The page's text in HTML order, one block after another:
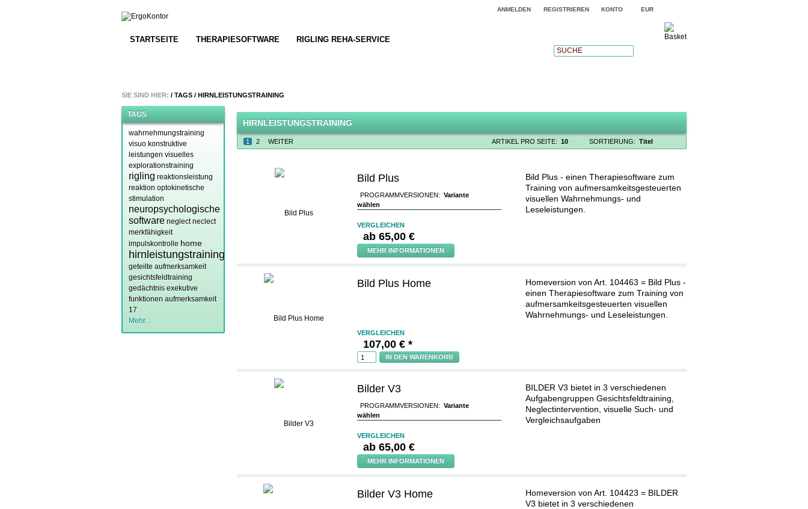
EUR
KONTO
ANMELDEN REGISTRIEREN
STARTSEITE THERAPIESOFTWARE RIGLING REHA-SERVICE
SUCHE
SIE SIND HIER: / TAGS / HIRNLEISTUNGSTRAINING
TAGS
wahrnehmungstraining
visuo konstruktive
leistungen visuelles
explorationstraining
rigling reaktionsleistung
reaktion optokinetische
stimulation
neuropsychologische
software neglect neclect
merkfähigkeit
impulskontrolle home
hirnleistungstraining
geteilte aufmerksamkeit
gesichtsfeldtraining
gedächtnis exekutive
funktionen aufmerksamkeit
17
Mehr...
HIRNLEISTUNGSTRAINING
1 2 WEITER SORTIERUNG: Titel
ARTIKEL PRO SEITE: 10
Bild Plus
PROGRAMMVERSIONEN: Variante
wählen
Bild Plus - einen Therapiesoftware zum
Training von aufmersamkeitsgesteuerten
visuellen Wahrnehmungs- und
Leseleistungen.
VERGLEICHEN
ab 65,00 €
MEHR INFORMATIONEN
Bild Plus Home
Homeversion von Art. 104463 = Bild Plus -
einen Therapiesoftware zum Training von
aufmersamkeitsgesteuerten visuellen
Wahrnehmungs- und Leseleistungen.
VERGLEICHEN
107,00 € *
IN DEN WARENKORB
Bilder V3
PROGRAMMVERSIONEN: Variante
wählen
BILDER V3 bietet in 3 verschiedenen
Aufgabengruppen Gesichtsfeldtraining,
Neglectintervention, visuelle Such- und
Vergleichsaufgaben
VERGLEICHEN
ab 65,00 €
MEHR INFORMATIONEN
Bilder V3 Home
Homeversion von Art. 104423 = BILDER
V3 bietet in 3 verschiedenen